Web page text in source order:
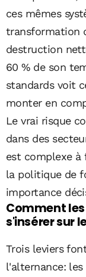
ces mêmes
transformation
destruction
60 % de son
standards voit
monter en
Le vrai risque
dans des
est complexe à
la politique de
importance
Comment
s'insérer sur
Trois leviers
l'alternance: